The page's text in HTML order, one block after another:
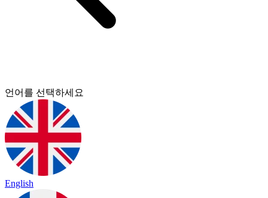
언어를 선택하세요
English